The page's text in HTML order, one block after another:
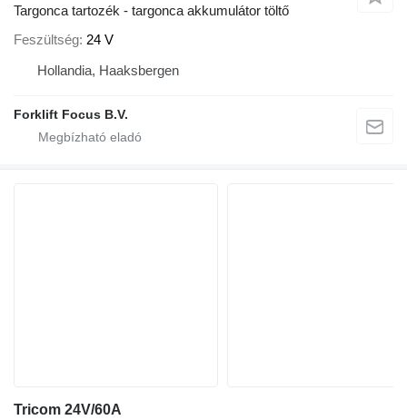
Targonca tartozék - targonca akkumulátor töltő
Feszültség 24 V
Hollandia, Haaksbergen
Forklift Focus B.V.
Tricom 24V/60A